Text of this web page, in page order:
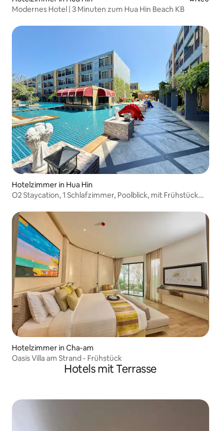
Modernes Hotel | 3 Minuten zum Hua Hin Beach KB
Hotelzimmer in Hua Hin
O2 Staycation, 1 Schlafzimmer, Poolblick, mit Frühstück
Hotelzimmer in Cha-am
Oasis Villa am Strand - Frühstück
Hotels mit Terrasse